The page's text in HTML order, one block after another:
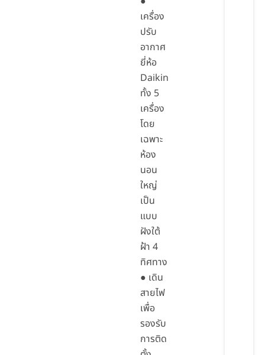
เครื่อง
ปรับ
อากาศ
ยี่ห้อ
Daikin
ทั้ง 5
เครื่อง
โดย
เฉพาะ
ห้อง
นอน
ใหญ่
เป็น
แบบ
ฝังใต้
ฝ้า 4
ทิศทาง
● เดิน
สายไฟ
เพื่อ
รองรับ
การติด